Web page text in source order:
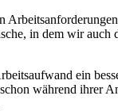
in dem wir auch
ein
während ihrer